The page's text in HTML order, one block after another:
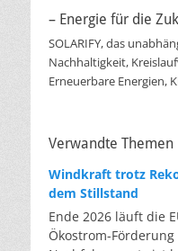
– Energie für die
SOLARIFY, das
Nachhaltigkeit,
Erneuerbare Energien,
Verwandte Themen
Windkraft trotz
dem Stillstand
Ende 2026 läuft die
Ökostrom-